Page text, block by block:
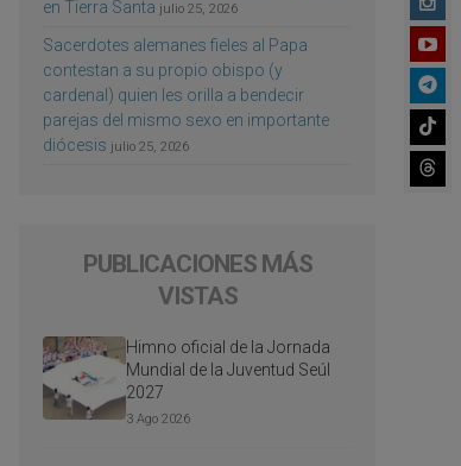
en Tierra Santa julio 25, 2026
Sacerdotes alemanes fieles al Papa
contestan a su propio obispo (y
cardenal) quien les orilla a bendecir
parejas del mismo sexo en importante
diócesis julio 25, 2026
PUBLICACIONES MÁS
VISTAS
Himno oficial de la Jornada
Mundial de la Juventud Seúl
2027
3 Ago 2026